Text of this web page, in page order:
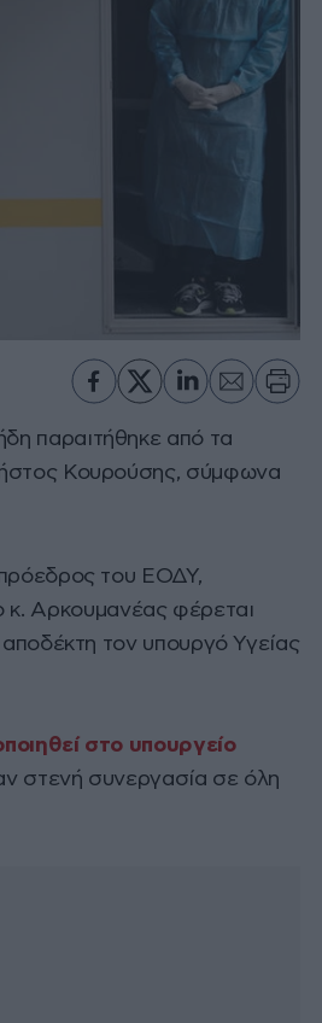
παραιτήθηκε από τα
Κουρούσης, σύμφωνα
του ΕΟΔΥ,
κ. Αρκουμανέας φέρεται
αποδέκτη τον υπουργό Υγείας
στο υπουργείο
στενή συνεργασία σε όλη